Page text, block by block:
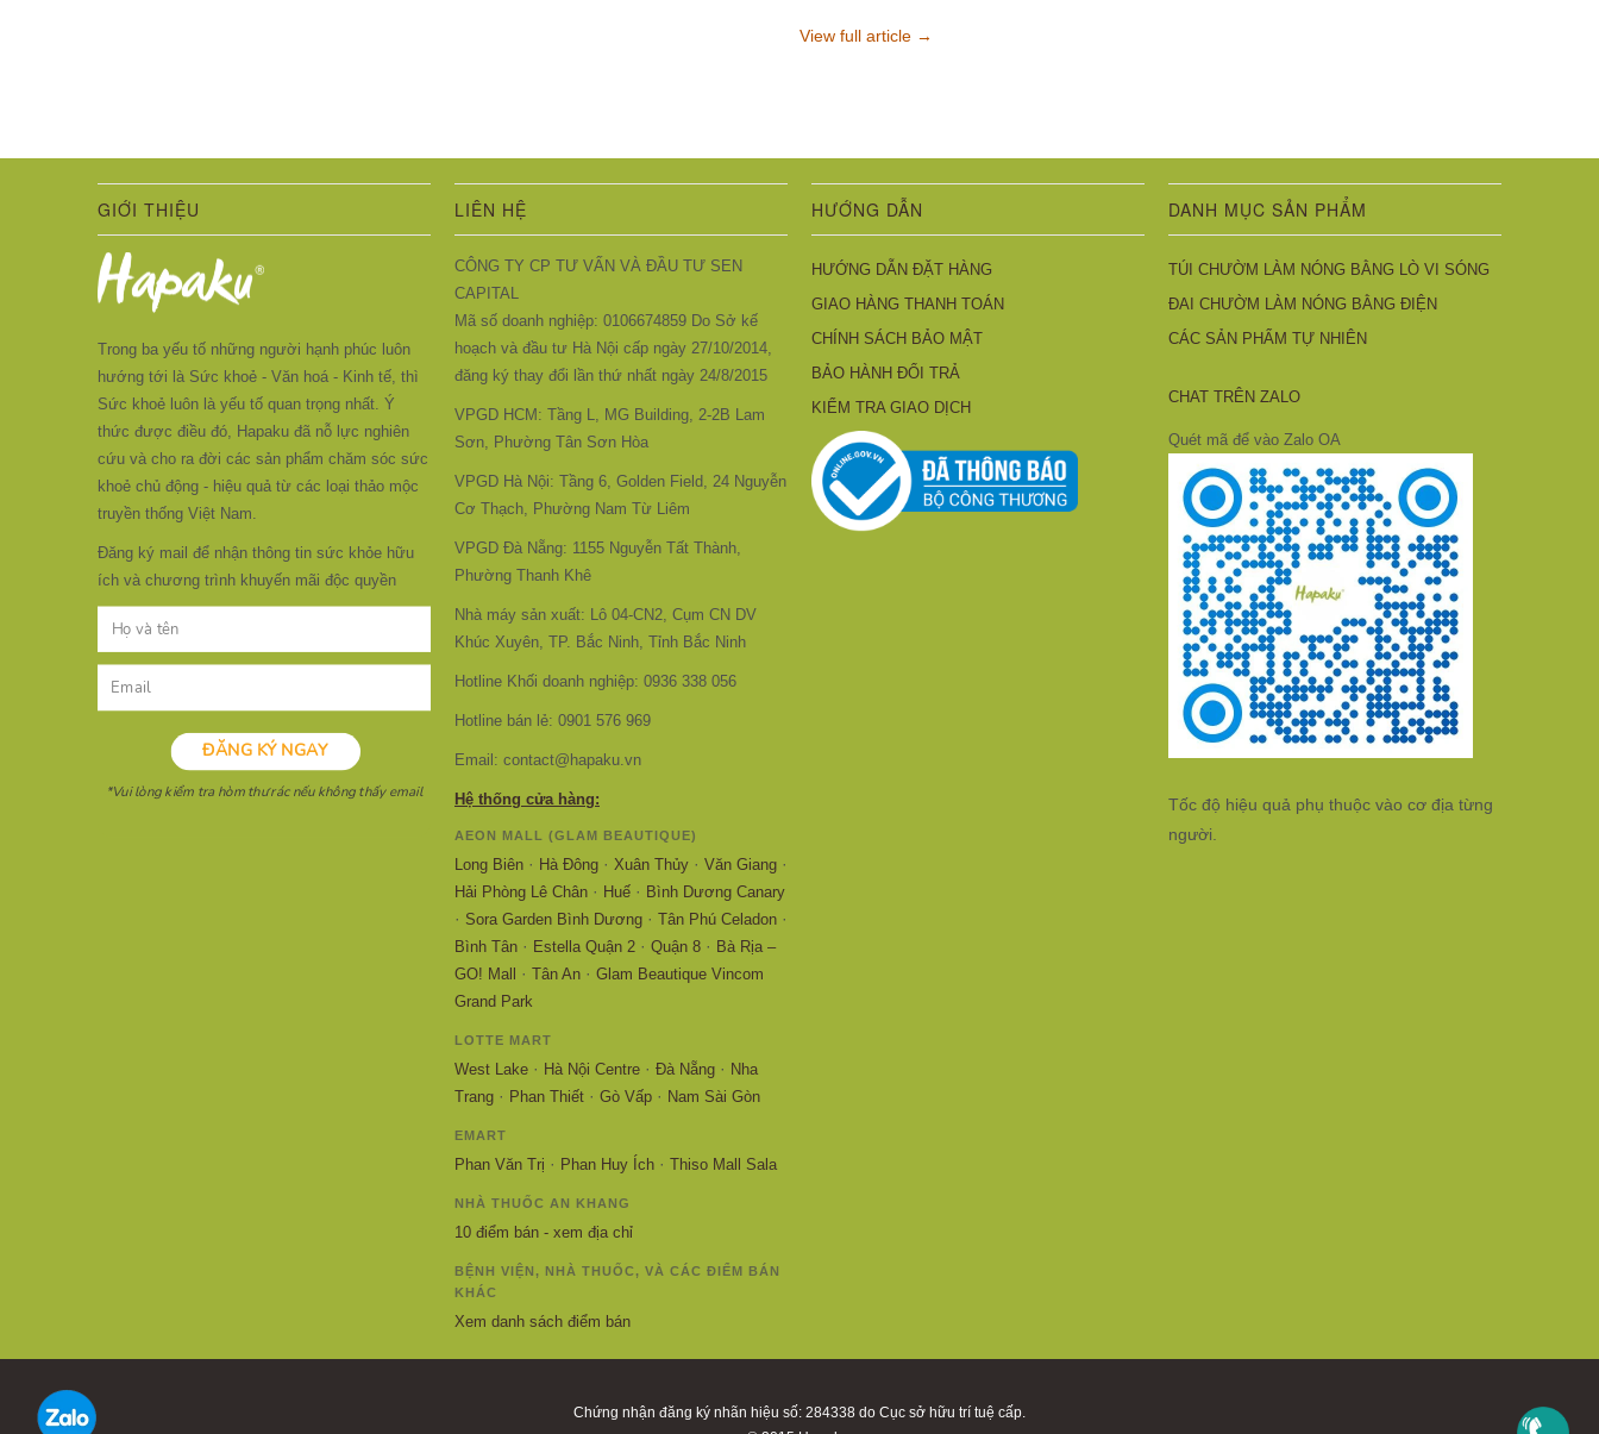
View full article →
GIỚI THIỆU
Trong ba yếu tố những người hạnh phúc luôn
hướng tới là Sức khoẻ - Văn hoá - Kinh tế, thì
Sức khoẻ luôn là yếu tố quan trọng nhất. Ý
thức được điều đó, Hapaku đã nỗ lực nghiên
cứu và cho ra đời các sản phẩm chăm sóc sức
khoẻ chủ động - hiệu quả từ các loại thảo mộc
truyền thống Việt Nam.
Đăng ký mail để nhận thông tin sức khỏe hữu
ích và chương trình khuyến mãi độc quyền
LIÊN HỆ
CÔNG TY CP TƯ VẤN VÀ ĐẦU TƯ SEN
CAPITAL
Mã số doanh nghiệp: 0106674859 Do Sở kế
hoạch và đầu tư Hà Nội cấp ngày 27/10/2014,
đăng ký thay đổi lần thứ nhất ngày 24/8/2015
VPGD HCM: Tầng L, MG Building, 2-2B Lam
Sơn, Phường Tân Sơn Hòa
VPGD Hà Nội: Tầng 6, Golden Field, 24 Nguyễn
Cơ Thạch, Phường Nam Từ Liêm
VPGD Đà Nẵng: 1155 Nguyễn Tất Thành,
Phường Thanh Khê
Nhà máy sản xuất: Lô 04-CN2, Cụm CN DV
Khúc Xuyên, TP. Bắc Ninh, Tỉnh Bắc Ninh
Hotline Khối doanh nghiệp: 0936 338 056
Hotline bán lẻ: 0901 576 969
Email: contact@hapaku.vn
Hệ thống cửa hàng:
AEON MALL (GLAM BEAUTIQUE)
Long Biên · Hà Đông · Xuân Thủy · Văn Giang ·
Hải Phòng Lê Chân · Huế · Bình Dương Canary
· Sora Garden Bình Dương · Tân Phú Celadon ·
Bình Tân · Estella Quận 2 · Quận 8 · Bà Rịa –
GO! Mall
· Tân An · Glam Beautique Vincom
Grand Park
LOTTE MART
West Lake · Hà Nội Centre · Đà Nẵng · Nha
Trang · Phan Thiết · Gò Vấp · Nam Sài Gòn
EMART
Phan Văn Trị · Phan Huy Ích · Thiso Mall Sala
NHÀ THUỐC AN KHANG
10 điểm bán - xem địa chỉ
BỆNH VIỆN, NHÀ THUỐC, VÀ CÁC ĐIỂM BÁN
KHÁC
Xem danh sách điểm bán
HƯỚNG DẪN
HƯỚNG DẪN ĐẶT HÀNG
GIAO HÀNG THANH TOÁN
CHÍNH SÁCH BẢO MẬT
BẢO HÀNH ĐỔI TRẢ
KIỂM TRA GIAO DỊCH
DANH MỤC SẢN PHẨM
TÚI CHƯỜM LÀM NÓNG BẰNG LÒ VI SÓNG
ĐAI CHƯỜM LÀM NÓNG BẰNG ĐIỆN
CÁC SẢN PHẨM TỰ NHIÊN
CHAT TRÊN ZALO
Quét mã để vào Zalo OA
Tốc độ hiệu quả phụ thuộc vào cơ địa từng
người.
Chứng nhận đăng ký nhãn hiệu số: 284338 do Cục sở hữu trí tuệ cấp.